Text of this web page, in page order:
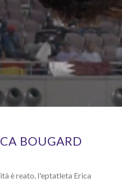
BOUGARD
è reato, l'eptatleta Erica